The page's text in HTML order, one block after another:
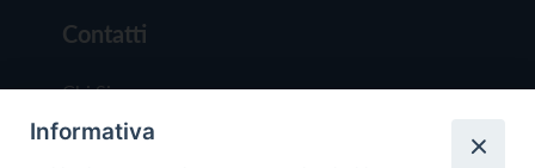
Contatti
Chi Siamo
Redazione
Informativa